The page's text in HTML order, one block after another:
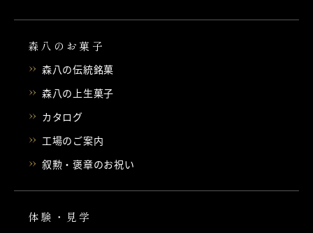
森八のお菓子
森八の伝統銘菓
森八の上生菓子
カタログ
工場のご案内
叙勲・褒章のお祝い
体験・見学